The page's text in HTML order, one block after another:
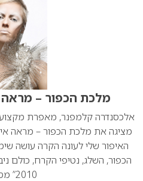
מלכת הכפור – מראה
אלכסנדרה קלמפנר, מאפרת
האיפור שלי לעונה הקרה עושה
הכפור, השלג, נטיפי הקרח, כולם
2010” מסרה…